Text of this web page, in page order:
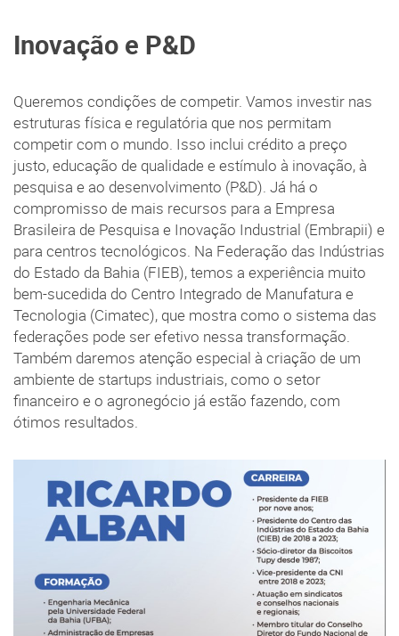
Inovação e P&D
Queremos condições de competir. Vamos investir nas
estruturas física e regulatória que nos permitam
competir com o mundo. Isso inclui crédito a preço
justo, educação de qualidade e estímulo à inovação, à
pesquisa e ao desenvolvimento (P&D). Já há o
compromisso de mais recursos para a Empresa
Brasileira de Pesquisa e Inovação Industrial (Embrapii) e
para centros tecnológicos. Na Federação das Indústrias
do Estado da Bahia (FIEB), temos a experiência muito
bem-sucedida do Centro Integrado de Manufatura e
Tecnologia (Cimatec), que mostra como o sistema das
federações pode ser efetivo nessa transformação.
Também daremos atenção especial à criação de um
ambiente de startups industriais, como o setor
financeiro e o agronegócio já estão fazendo, com
ótimos resultados.